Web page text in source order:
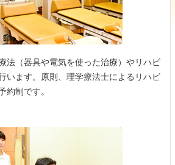
法（器具や電気を使った治療）やリハビ
います。原則、理学療法士によるリハビ
約制です。